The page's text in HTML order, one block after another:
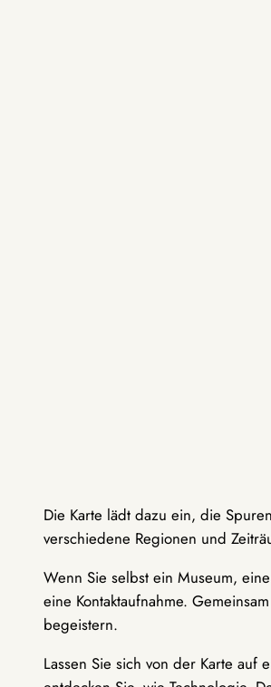
Die Karte lädt dazu ein, die
verschiedene Regionen und
Wenn Sie selbst ein Museum,
eine Kontaktaufnahme.
begeistern.
Lassen Sie sich von der Karte